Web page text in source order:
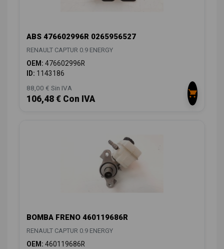
ABS 476602996R 0265956527
RENAULT CAPTUR 0.9 ENERGY
OEM: 476602996R
ID: 1143186
88,00 € Sin IVA
106,48 € Con IVA
BOMBA FRENO 460119686R
RENAULT CAPTUR 0.9 ENERGY
OEM: 460119686R